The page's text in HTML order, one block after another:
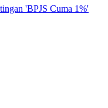
'BPJS Cuma 1%'